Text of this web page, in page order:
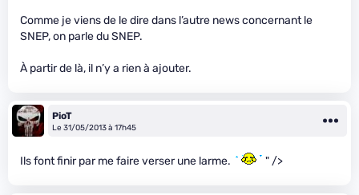
Comme je viens de le dire dans l’autre news concernant le
SNEP, on parle du SNEP.
À partir de là, il n’y a rien à ajouter.
PioT
Le 31/05/2013 à 17h45
Ils font finir par me faire verser une larme. " />